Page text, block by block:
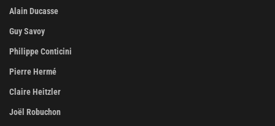
Alain Ducasse
Guy Savoy
Philippe Conticini
Pierre Hermé
Claire Heitzler
Joël Robuchon